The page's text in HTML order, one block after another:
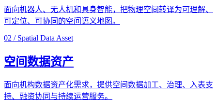
面向机器人、无人机和具身智能，把物理空间转译为可理解、
可定位、可协同的空间语义地图。
02 / Spatial Data Asset
空间数据资产
面向机构数据资产化需求，提供空间数据加工、治理、入表支
持、融资协同与持续运营服务。